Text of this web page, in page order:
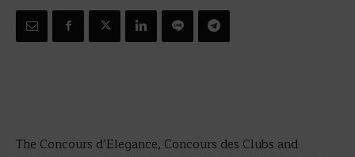
The Concours d’Elegance, Concours des Clubs and